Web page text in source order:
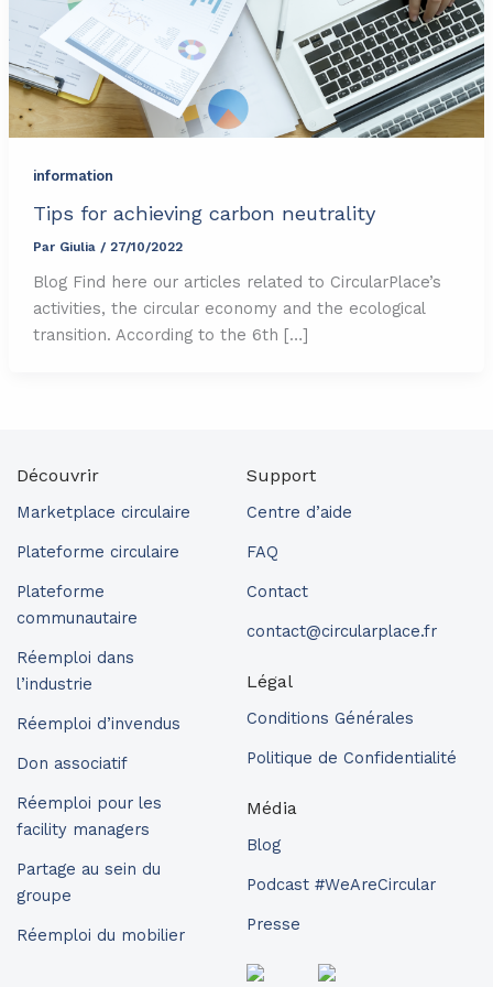
information
Tips for achieving carbon neutrality
Par Giulia / 27/10/2022
Blog Find here our articles related to CircularPlace’s
activities, the circular economy and the ecological
transition. According to the 6th […]
Découvrir
Marketplace circulaire
Plateforme circulaire
Plateforme
communautaire
Réemploi dans
l’industrie
Réemploi d’invendus
Don associatif
Réemploi pour les
facility managers
Partage au sein du
groupe
Réemploi du mobilier
Support
Centre d’aide
FAQ
Contact
contact@circularplace.fr
Légal
Conditions Générales
Politique de Confidentialité
Média
Blog
Podcast #WeAreCircular
Presse